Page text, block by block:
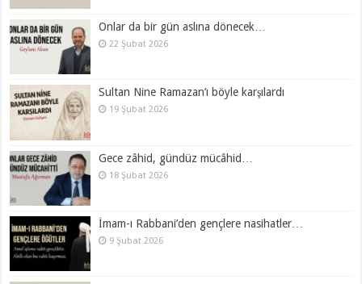
Onlar da bir gün aslına dönecek…
22 Şubat 2026
Sultan Nine Ramazan’ı böyle karşılardı
19 Şubat 2026
Gece zâhid, gündüz mücâhid…
18 Şubat 2026
İmam-ı Rabbani’den gençlere nasihatler…
9 Şubat 2026